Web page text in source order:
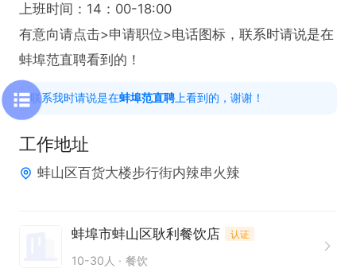
上班时间：14：00-18:00
有意向请点击>申请职位>电话图标，联系时请说是在
蚌埠范直聘看到的！
联系我时请说是在蚌埠范直聘 上看到的，谢谢！
工作地址
蚌山区百货大楼步行街内辣串火辣
蚌埠市蚌山区耿利餐饮店 认证
10-30人 餐饮